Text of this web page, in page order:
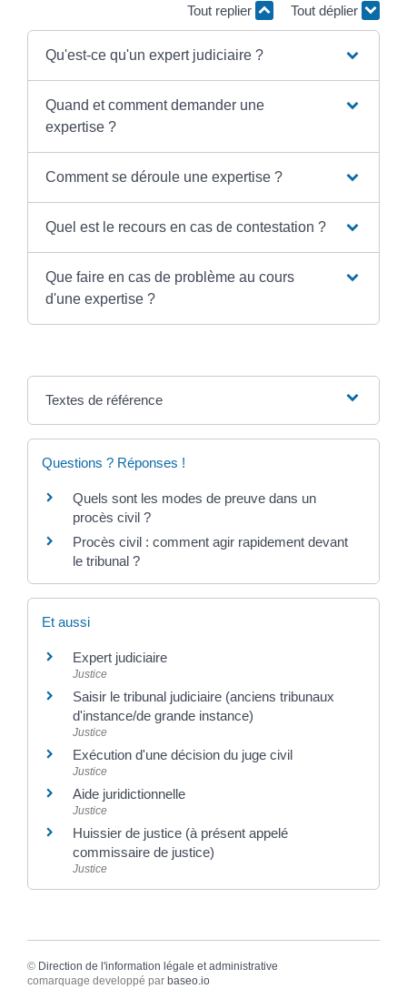
Tout replier Tout déplier
Qu'est-ce qu'un expert judiciaire ?
Quand et comment demander une
expertise ?
Comment se déroule une expertise ?
Quel est le recours en cas de contestation ?
Que faire en cas de problème au cours
d'une expertise ?
Textes de référence
Questions ? Réponses !
Quels sont les modes de preuve dans un
procès civil ?
Procès civil : comment agir rapidement devant
le tribunal ?
Et aussi
Expert judiciaire
Justice
Saisir le tribunal judiciaire (anciens tribunaux
d'instance/de grande instance)
Justice
Exécution d'une décision du juge civil
Justice
Aide juridictionnelle
Justice
Huissier de justice (à présent appelé
commissaire de justice)
Justice
© Direction de l'information légale et administrative
comarquage developpé par baseo.io